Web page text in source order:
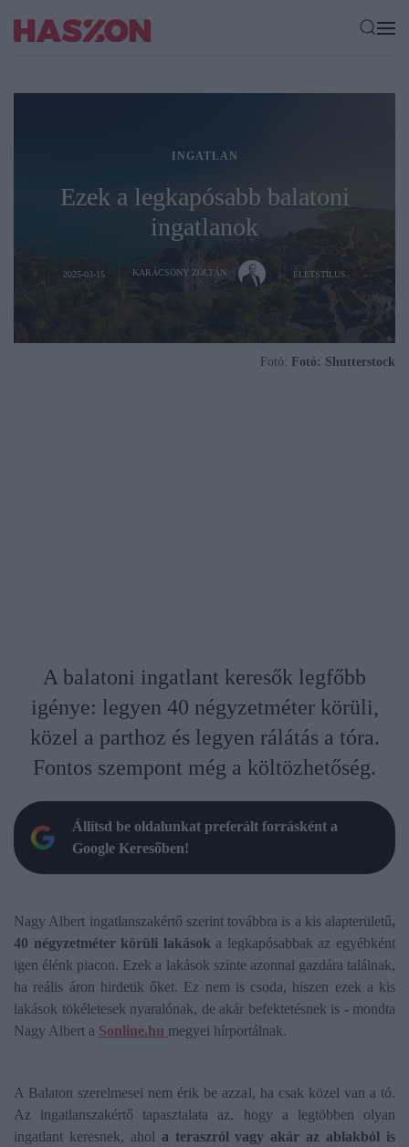
INGATLAN
Ezek a legkapósabb balatoni
ingatlanok
2025-03-15 KARÁCSONY ZOLTÁN ÉLETSTÍLUS
Fotó: Fotó: Shutterstock
A balatoni ingatlant keresők legfőbb
igénye: legyen 40 négyzetméter körüli,
közel a parthoz és legyen rálátás a tóra.
Fontos szempont még a költözhetőség.
Állítsd be oldalunkat preferált forrásként a
Google Keresőben!
Nagy Albert ingatlanszakértő szerint továbbra is a kis alapterületű,
40 négyzetméter körüli lakások a legkapósabbak az egyébként
igen élénk piacon. Ezek a lakások szinte azonnal gazdára találnak,
ha reális áron hirdetik őket. Ez nem is csoda, hiszen ezek a kis
lakások tökéletesek nyaralónak, de akár befektetésnek is - mondta
Nagy Albert a Sonline.hu megyei hírportálnak.
A Balaton szerelmesei nem érik be azzal, ha csak közel van a tó.
Az ingatlanszakértő tapasztalata az, hogy a legtöbben olyan
ingatlant keresnek, ahol a teraszról vagy akár az ablakból is